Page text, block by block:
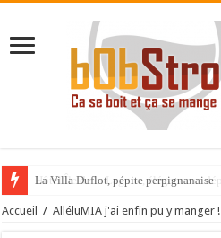
La Villa Duflot, pépite perpignanaise
Accueil / AlléluMIA j'ai enfin pu y manger !